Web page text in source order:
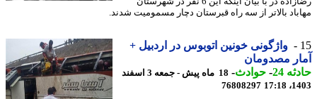
بالاتر از سه راه قبرستان دچار مسمومیت شدند.
واژگونی خونین اتوبوس در اردبیل +
مصدومان
24
-حوادث -
18 ماه پیش - جمعه 3 اسفند
76808297